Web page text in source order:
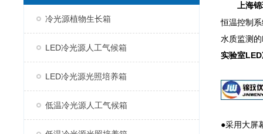
冷光源植物生长箱
LED冷光源人工气候箱
LED冷光源光照培养箱
低温冷光源人工气候箱
上海
恒温控制
水质监测
实验室
●采用大屏